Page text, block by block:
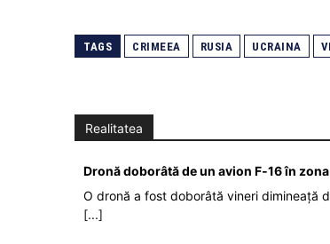
TAGS CRIMEEA RUSIA UCRAINA
Realitatea
Dronă doborâtă de un avion F‑16 în
O dronă a fost doborâtă vineri dimineață
[...]